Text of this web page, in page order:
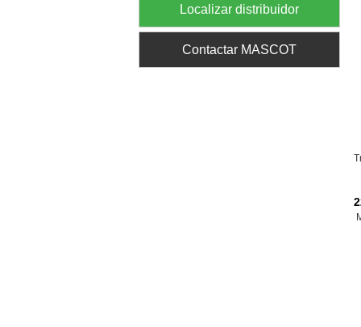
Localizar distribuidor
Contactar MASCOT